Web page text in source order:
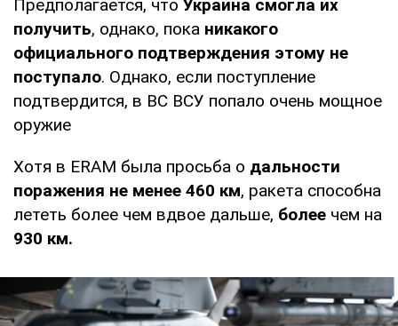
Предполагается, что Украина смогла их
получить, однако, пока никакого
официального подтверждения этому не
поступало. Однако, если поступление
подтвердится, в ВС ВСУ попало очень мощное
оружие
Хотя в ERAM была просьба о дальности
поражения не менее 460 км, ракета способна
лететь более чем вдвое дальше, более чем на
930 км.